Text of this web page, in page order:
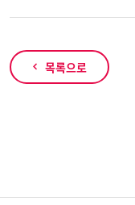
목록으로